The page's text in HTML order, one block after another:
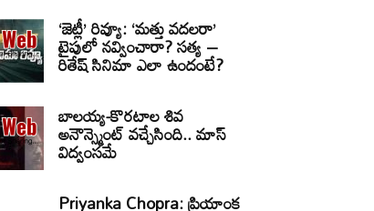
‘జెట్లీ’ రివ్యూ: ‘మత్తు వదలరా’
టైపులో నవ్వించారా? సత్య –
రితేష్ సినిమా ఎలా ఉందంటే?
బాలయ్య-కొరటాల శివ
అనౌన్స్మెంట్ వచ్చేసింది.. మాస్
విద్వంసమే
Priyanka Chopra: ప్రియాంక